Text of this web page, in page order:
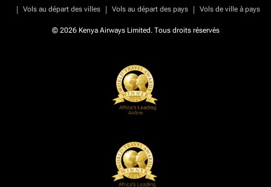
|
Vols au départ des villes | Vols au départ des pays | Vols de ville à pays
© 2026 Kenya Airways Limited. Tous droits réservés